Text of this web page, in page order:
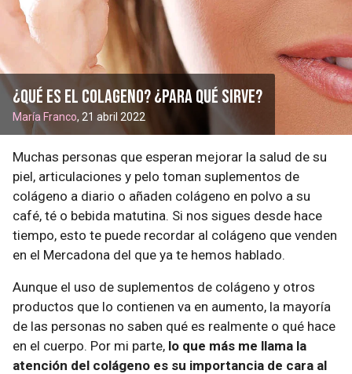
¿Qué es el colageno? ¿Para qué sirve?
María Franco, 21 abril 2022
Muchas personas que esperan mejorar la salud de su
piel, articulaciones y pelo toman suplementos de
colágeno a diario o añaden colágeno en polvo a su
café, té o bebida matutina. Si nos sigues desde hace
tiempo, esto te puede recordar al colágeno que venden
en el Mercadona del que ya te hemos hablado.
Aunque el uso de suplementos de colágeno y otros
productos que lo contienen va en aumento, la mayoría
de las personas no saben qué es realmente o qué hace
en el cuerpo. Por mi parte, lo que más me llama la
atención del colágeno es su importancia de cara al